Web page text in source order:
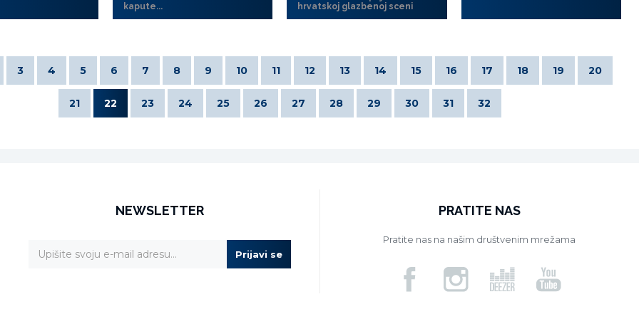
kapute...
hrvatskoj glazbenoj sceni
3 4 5 6 7 8 9 10 11 12 13 14 15 16 17 18 19 20
21 22 23 24 25 26 27 28 29 30 31 32
NEWSLETTER
Prijavi se
PRATITE NAS
Pratite nas na našim društvenim mrežama